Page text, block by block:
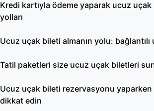
Kredi kartıyla ödeme yaparak ucuz uçak
yolları
Ucuz uçak bileti almanın yolu: bağlantılı
Tatil paketleri size ucuz uçak biletleri
Ucuz uçak bileti rezervasyonu
dikkat edin